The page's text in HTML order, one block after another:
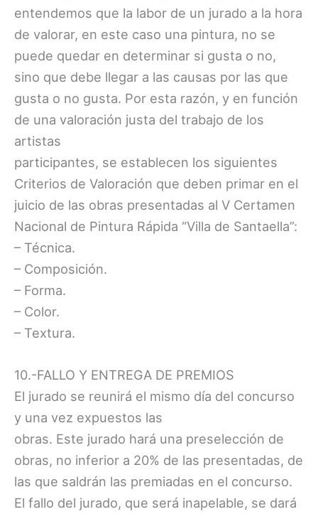
entendemos que la labor de un jurado a la hora
de valorar, en este caso una pintura, no se
puede quedar en determinar si gusta o no,
sino que debe llegar a las causas por las que
gusta o no gusta. Por esta razón, y en función
de una valoración justa del trabajo de los
artistas
participantes, se establecen los siguientes
Criterios de Valoración que deben primar en el
juicio de las obras presentadas al V Certamen
Nacional de Pintura Rápida “Villa de Santaella”:
– Técnica.
– Composición.
– Forma.
– Color.
– Textura.
10.-FALLO Y ENTREGA DE PREMIOS
El jurado se reunirá el mismo día del concurso
y una vez expuestos las
obras. Este jurado hará una preselección de
obras, no inferior a 20% de las presentadas, de
las que saldrán las premiadas en el concurso.
El fallo del jurado, que será inapelable, se dará